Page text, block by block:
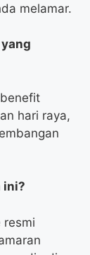
melamar.
hari raya,
ini?
resmi